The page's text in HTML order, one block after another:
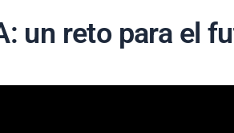
un reto para el